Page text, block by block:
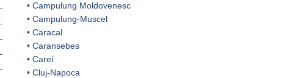
• Campulung Moldovenesc
• Campulung-Muscel
• Caracal
• Caransebes
• Carei
• Cluj-Napoca